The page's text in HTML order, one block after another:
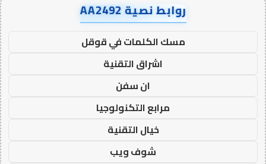
روابط نصية AA2492
مسك الكلمات في قوقل
اشراق التقنية
ان سفن
مرابع التكنولوجيا
خيال التقنية
شوف ويب